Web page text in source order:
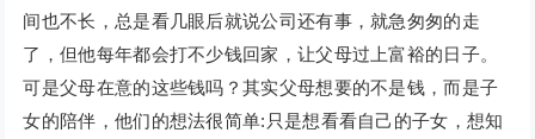
间也不长，总是看几眼后就说公司还有事，就急匆匆的走
了，但他每年都会打不少钱回家，让父母过上富裕的日子。
可是父母在意的这些钱吗？其实父母想要的不是钱，而是子
女的陪伴，他们的想法很简单:只是想看看自己的子女，想知